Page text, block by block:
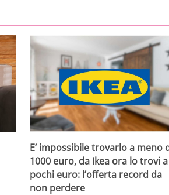
E’ impossibile trovarlo a meno
1000 euro, da Ikea ora lo trovi a
pochi euro: l’offerta record da
non perdere